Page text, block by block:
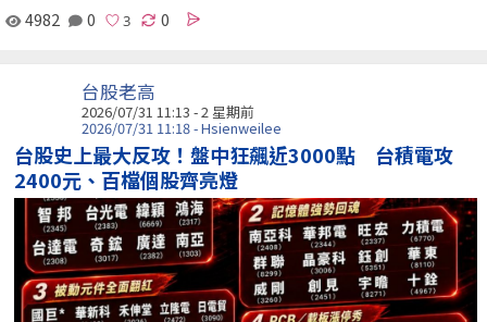
4982 0 0
台股老高
2026/07/31 11:13 - 2 星期前
2026/07/31 11:18 - Hsienweilee
台股史上最大反攻！盤中狂飆近3000點 台積電攻
2400元、百檔個股齊亮燈